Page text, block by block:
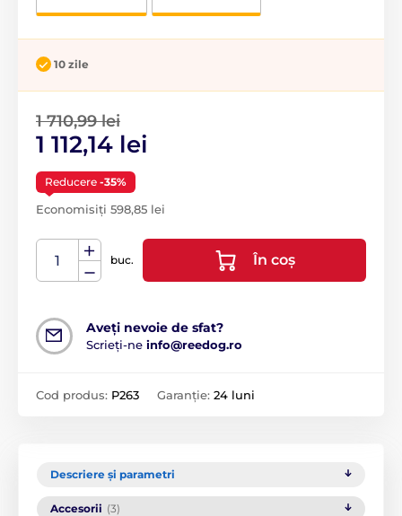
10 zile
1 710,99 lei
1 112,14 lei
Reducere -35%
Economisiți 598,85 lei
buc. În coș
Aveți nevoie de sfat?
Scrieți-ne info@reedog.ro
Cod produs: P263 Garanție: 24 luni
Descriere și parametri
Accesorii (3)